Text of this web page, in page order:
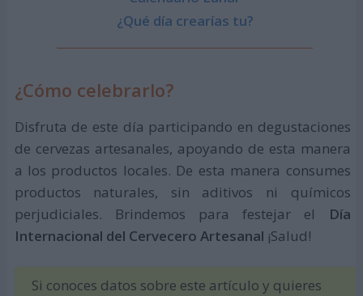
¿Qué día crearías tu?
¿Cómo celebrarlo?
Disfruta de este día participando en degustaciones
de cervezas artesanales, apoyando de esta manera
a los productos locales. De esta manera consumes
productos naturales, sin aditivos ni químicos
perjudiciales. Brindemos para festejar el Día
Internacional del Cervecero Artesanal ¡Salud!
Si conoces datos sobre este artículo y quieres